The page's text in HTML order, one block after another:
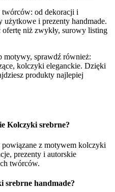
twórców: od dekoracji i
użytkowe i prezenty handmade.
niż zwykły, surowy listing
motywy, sprawdź również:
kolczyki eleganckie. Dzięki
produkty najlepiej
Kolczyki srebrne?
z motywem kolczyki
prezenty i autorskie
twórców.
srebrne handmade?